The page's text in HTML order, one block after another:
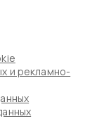
и рекламно-